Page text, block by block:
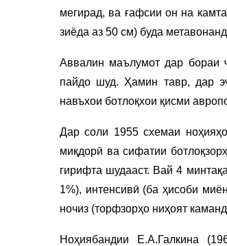
мегирад, ва ғафсии он на
зиёда аз 50 см) буда
Аввалин маълумот дар бораи
пайдо шуд. Ҳамин тавр, дар
навъхои ботлоқхои қисми
Дар соли 1955 схемаи
миқдорӣ ва сифатии
гирифта шудааст. Вай 4
1%), интенсивӣ (ба ҳисоби
ночиз (торфзорҳо ниҳоят
Ноҳиябандии Е.А.Галкина